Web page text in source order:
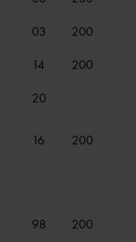
03 200
14 200
20
16 200
98 200